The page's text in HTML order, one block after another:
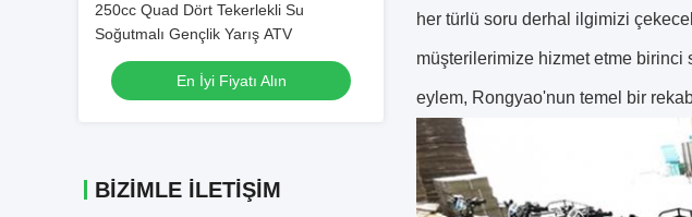
250cc Quad Dört Tekerlekli Su
Soğutmalı Gençlik Yarış ATV
En İyi Fiyatı Alın
BIZIMLE İLETIŞIM
her türlü soru derhal ilgimizi
müşterilerimize hizmet etme birinci
eylem, Rongyao'nun temel bir